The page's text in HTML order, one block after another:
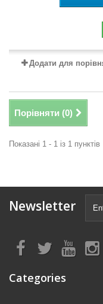
Додати для
Порівняти (0)
Показані 1 - 1 із 1 пунктів
Newsletter
Categories